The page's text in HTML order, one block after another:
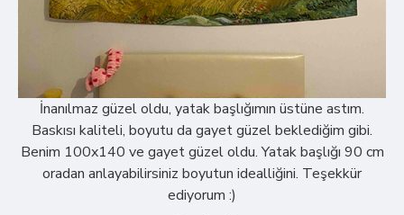
İnanılmaz güzel oldu, yatak başlığımın üstüne astım.
Baskısı kaliteli, boyutu da gayet güzel beklediğim gibi.
Benim 100x140 ve gayet güzel oldu. Yatak başlığı 90 cm
oradan anlayabilirsiniz boyutun idealliğini. Teşekkür
ediyorum :)